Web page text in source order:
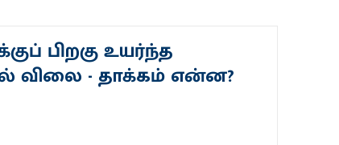
பிறகு உயர்ந்த
விலை - தாக்கம் என்ன?